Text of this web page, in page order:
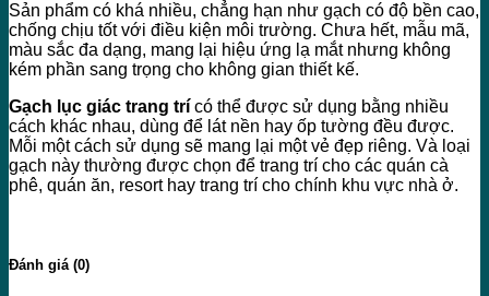
Sản phẩm có khá nhiều, chẳng hạn như gạch có độ bền cao,
chống chịu tốt với điều kiện môi trường. Chưa hết, mẫu mã,
màu sắc đa dạng, mang lại hiệu ứng lạ mắt nhưng không
kém phần sang trọng cho không gian thiết kế.
Gạch lục giác trang trí có thể được sử dụng bằng nhiều
cách khác nhau, dùng để lát nền hay ốp tường đều được.
Mỗi một cách sử dụng sẽ mang lại một vẻ đẹp riêng. Và loại
gạch này thường được chọn để trang trí cho các quán cà
phê, quán ăn, resort hay trang trí cho chính khu vực nhà ở.
Đánh giá (0)